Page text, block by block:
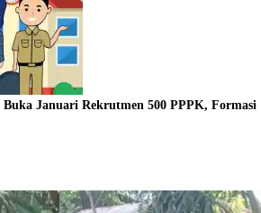
Januari Rekrutmen 500 PPPK, Formasi